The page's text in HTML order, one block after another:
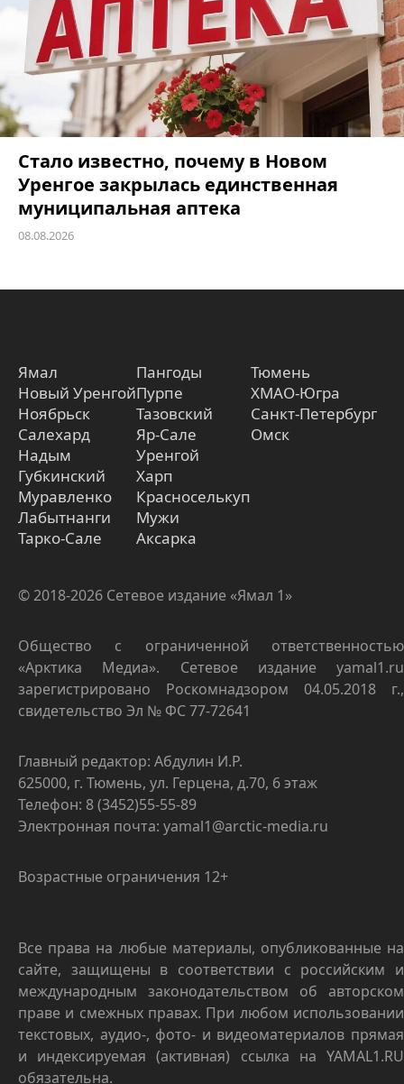
Стало известно, почему в Новом
Уренгое закрылась единственная
муниципальная аптека
08.08.2026
Ямал
Новый Уренгой
Ноябрьск
Салехард
Надым
Губкинский
Муравленко
Лабытнанги
Тарко-Сале
Пангоды
Пурпе
Тазовский
Яр-Сале
Уренгой
Харп
Красноселькуп
Мужи
Аксарка
Тюмень
ХМАО-Югра
Санкт-Петербург
Омск
© 2018-2026 Сетевое издание «Ямал 1»
Общество с ограниченной ответственностью
«Арктика Медиа». Сетевое издание yamal1.ru
зарегистрировано Роскомнадзором 04.05.2018 г.,
свидетельство Эл № ФС 77-72641
Главный редактор: Абдулин И.Р.
625000, г. Тюмень, ул. Герцена, д.70, 6 этаж
Телефон: 8 (3452)55-55-89
Электронная почта: yamal1@arctic-media.ru
Возрастные ограничения 12+
Все права на любые материалы, опубликованные на
сайте, защищены в соответствии с российским и
международным законодательством об авторском
праве и смежных правах. При любом использовании
текстовых, аудио-, фото- и видеоматериалов прямая
и индексируемая (активная) ссылка на YAMAL1.RU
обязательна.